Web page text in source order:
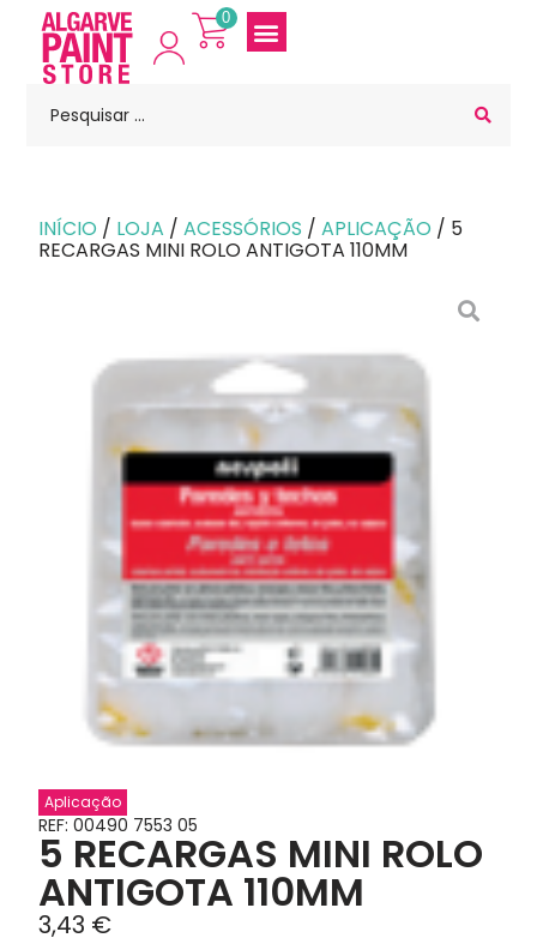
0
INÍCIO / LOJA /ACESSÓRIOS /APLICAÇÃO / 5
RECARGAS MINI ROLO ANTIGOTA 110MM
Aplicação
REF: 00490 7553 05
5 RECARGAS MINI ROLO
ANTIGOTA 110MM
3,43 €